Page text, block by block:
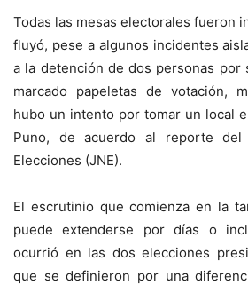
Todas las mesas electorales fueron
fluyó, pese a algunos incidentes
a la detención de dos personas por
marcado papeletas de votación,
hubo un intento por tomar un local
Puno, de acuerdo al reporte del
Elecciones (JNE).
El escrutinio que comienza en la
puede extenderse por días o
ocurrió en las dos elecciones
que se definieron por una